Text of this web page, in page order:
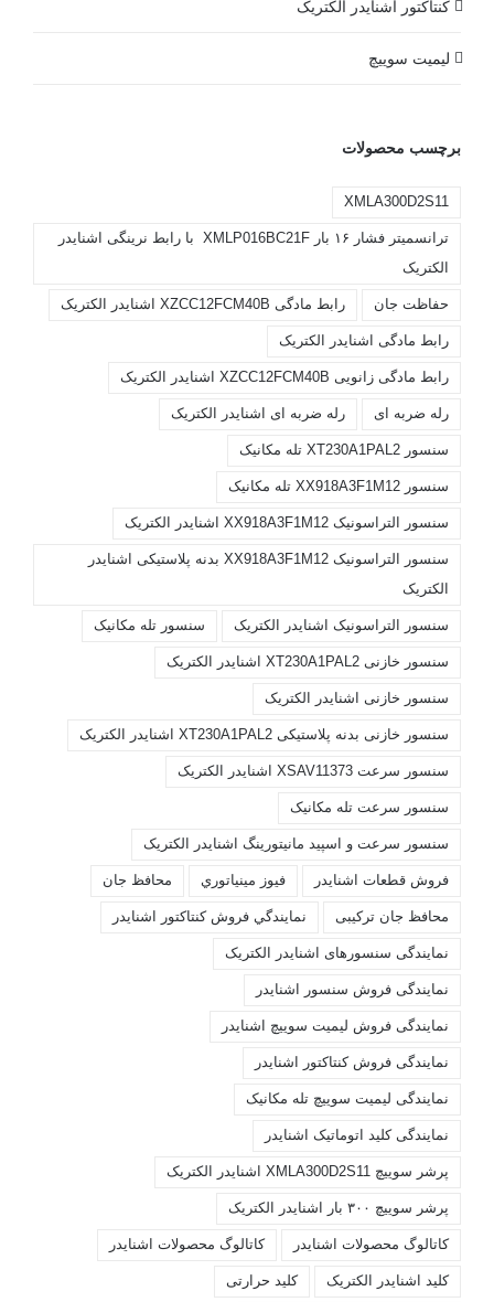
کنتاکتور اشنایدر الکتریک
لیمیت سوییچ
برچسب محصولات
XMLA300D2S11
ترانسمیتر فشار ۱۶ بار XMLP016BC21F با رابط نرینگی اشنایدر
الکتریک
حفاظت جان رابط مادگی XZCC12FCM40B اشنایدر الکتریک
رابط مادگی اشنایدر الکتریک
رابط مادگی زانویی XZCC12FCM40B اشنایدر الکتریک
رله ضربه ای رله ضربه ای اشنایدر الکتریک
سنسور XT230A1PAL2 تله مکانیک
سنسور XX918A3F1M12 تله مکانیک
سنسور التراسونیک XX918A3F1M12 اشنایدر الکتریک
سنسور التراسونیک XX918A3F1M12 بدنه پلاستیکی اشنایدر
الکتریک
سنسور التراسونیک اشنایدر الکتریک سنسور تله مکانیک
سنسور خازنی XT230A1PAL2 اشنایدر الکتریک
سنسور خازنی اشنایدر الکتریک
سنسور خازنی بدنه پلاستیکی XT230A1PAL2 اشنایدر الکتریک
سنسور سرعت XSAV11373 اشنایدر الکتریک
سنسور سرعت تله مکانیک
سنسور سرعت و اسپید مانیتورینگ اشنایدر الکتریک
فروش قطعات اشنايدر فيوز مينياتوري محافظ جان
محافظ جان ترکیبی نمايندگي فروش کنتاکتور اشنايدر
نمایندگی سنسورهای اشنایدر الکتریک
نمایندگی فروش سنسور اشنایدر
نمایندگی فروش لیمیت سوییچ اشنایدر
نمایندگی فروش کنتاکتور اشنایدر
نمایندگی لیمیت سوییچ تله مکانیک
نمایندگی کلید اتوماتیک اشنایدر
پرشر سوییچ XMLA300D2S11 اشنایدر الکتریک
پرشر سوییچ ۳۰۰ بار اشنایدر الکتریک
کاتالوگ محصولات اشنايدر کاتالوگ محصولات اشنایدر
کليد اشنايدر الکتريک کليد حرارتی